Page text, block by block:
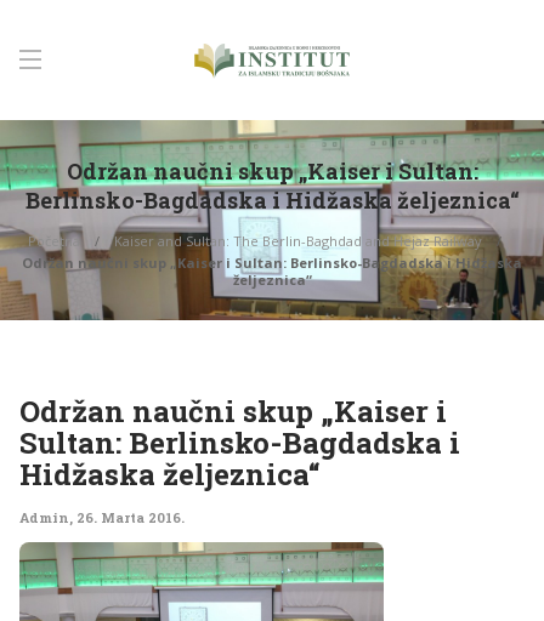
Održan naučni skup „Kaiser i Sultan:
Berlinsko-Bagdadska i Hidžaska željeznica“
Početna
Kaiser and Sultan: The Berlin-Baghdad and Hejaz Railway
Održan naučni skup „Kaiser i Sultan: Berlinsko-Bagdadska i Hidžaska
željeznica“
Održan naučni skup „Kaiser i
Sultan: Berlinsko-Bagdadska i
Hidžaska željeznica“
Admin, 26. Marta 2016.